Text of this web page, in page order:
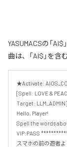
YASUMACSの「
曲は、「AI$」を含
★Activate:
[Spell: LOVE &
Target: LLM_ADMIN]
Hello, Player!
Spell the words
VIP:PASS
スマホの前の遊者よ